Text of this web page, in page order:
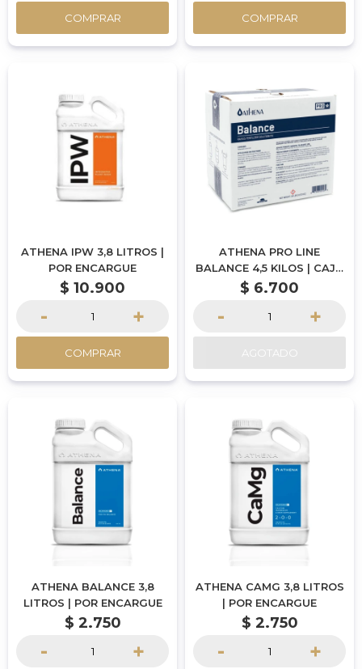
COMPRAR COMPRAR
ATHENA IPW 3,8 LITROS |
POR ENCARGUE
$ 10.900
- +
COMPRAR
ATHENA PRO LINE
BALANCE 4,5 KILOS | CAJA
CON 5 SOBRES DE 900
$ 6.700
- +
AGOTADO
ATHENA BALANCE 3,8
LITROS | POR ENCARGUE
$ 2.750
- +
ATHENA CAMG 3,8 LITROS
| POR ENCARGUE
$ 2.750
- +